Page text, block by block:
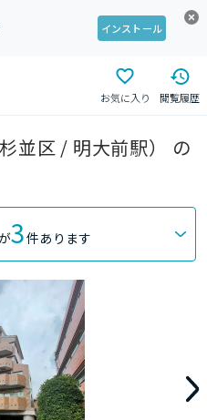
インストール
お気に入り 閲覧履歴
並区 / 明大前駅） の
3件あります